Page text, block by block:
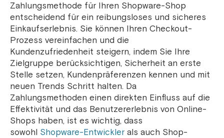
Zahlungsmethode für Ihren Shopware-Shop
entscheidend für ein reibungsloses und sicheres
Einkaufserlebnis. Sie können Ihren Checkout-
Prozess vereinfachen und die
Kundenzufriedenheit steigern, indem Sie Ihre
Zielgruppe berücksichtigen, Sicherheit an erste
Stelle setzen, Kundenpräferenzen kennen und mit
neuen Trends Schritt halten. Da
Zahlungsmethoden einen direkten Einfluss auf die
Effektivität und das Benutzererlebnis von Online-
Shops haben, ist es wichtig, dass
sowohl Shopware-Entwickler als auch Shop-